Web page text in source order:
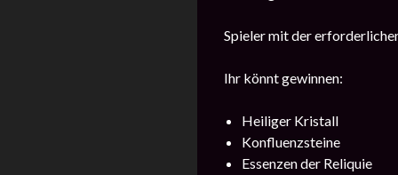
Spieler mit der
Ihr könnt gewinnen:
Heiliger Kristall
Konfluenzsteine
Essenzen der Reliquie